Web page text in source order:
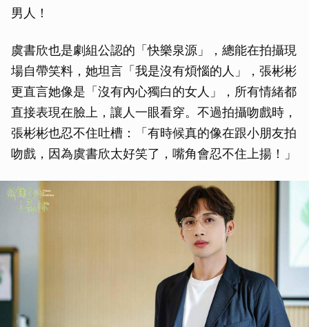
男人！
虞書欣也是劇組公認的「快樂泉源」，總能在拍攝現
場自帶笑料，她坦言「我是沒有煩惱的人」，張彬彬
更直言她像是「沒有內心獨白的女人」，所有情緒都
直接表現在臉上，讓人一眼看穿。不過拍攝吻戲時，
張彬彬也忍不住吐槽：「有時候真的像在跟小朋友拍
吻戲，因為虞書欣太好笑了，嘴角會忍不住上揚！」